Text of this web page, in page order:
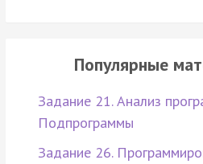
Популярные
Задание 21. Анализ
Подпрограммы
Задание 26.